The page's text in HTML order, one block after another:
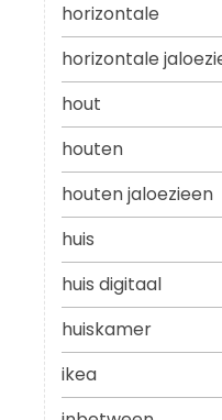
horizontale
horizontale
hout
houten
houten jaloezieen
huis
huis digitaal
huiskamer
ikea